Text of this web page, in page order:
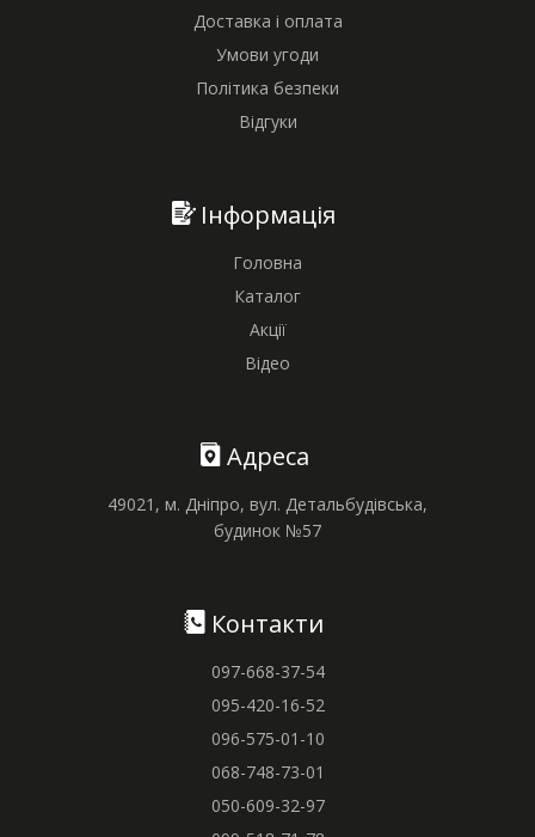
Доставка і оплата
Умови угоди
Політика безпеки
Відгуки
Інформація
Головна
Каталог
Акції
Відео
Адреса
49021, м. Дніпро, вул. Детальбудівська,
будинок №57
Контакти
097-668-37-54
095-420-16-52
096-575-01-10
068-748-73-01
050-609-32-97